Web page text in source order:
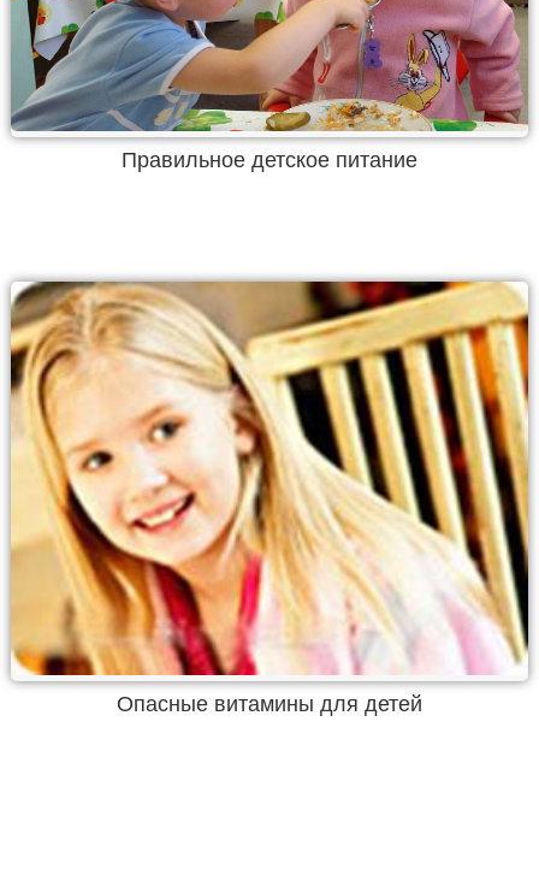
Правильное детское питание
Опасные витамины для детей